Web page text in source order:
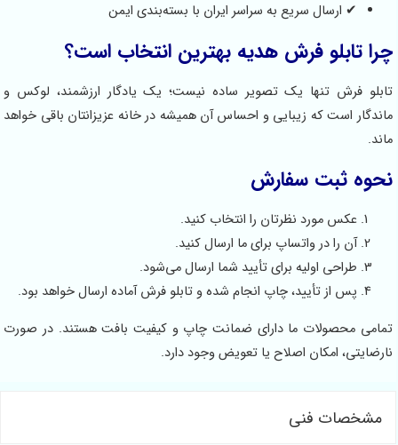
ارسال سریع به سراسر ایران با بسته‌بندی ایمن
فرش هدیه بهترین انتخاب است؟
تنها یک تصویر ساده نیست؛ یک یادگار ارزشمند، لوکس و
است که زیبایی و احساس آن همیشه در خانه عزیزانتان باقی خواهد
ثبت سفارش
مورد نظرتان را انتخاب کنید.
را در واتساپ برای ما ارسال کنید.
اولیه برای تأیید شما ارسال می‌شود.
از تأیید، چاپ انجام شده و تابلو فرش آماده ارسال خواهد بود.
ما دارای ضمانت چاپ و کیفیت بافت هستند. در صورت
امکان اصلاح یا تعویض وجود دارد.
فنی